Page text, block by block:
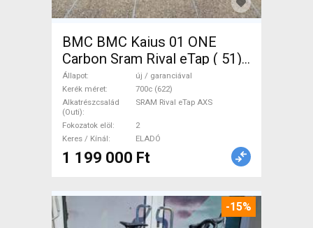
BMC BMC Kaius 01 ONE
Carbon Sram Rival eTap ( 51)
Gravel / CX SRAM Rival eTap
AXS tárcsafék új / garanciával
ELADÓ
Állapot
új / garanciával
Kerék méret
700c (622)
Alkatrészcsalád
(Outi)
SRAM Rival eTap AXS
Fokozatok elöl
2
Keres / Kínál
ELADÓ
1 199 000 Ft
-15%